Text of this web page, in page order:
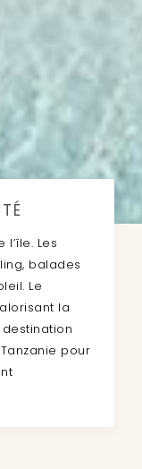
Les
balades
Le
la
pour